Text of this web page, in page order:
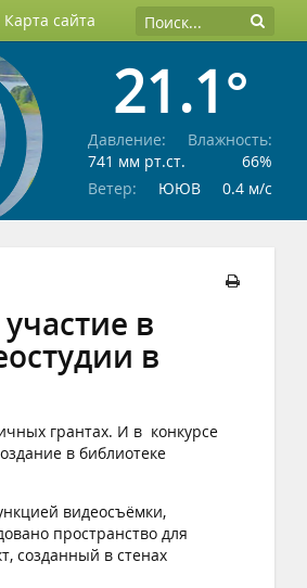
Карта сайта
21.1°
Давление:
741 мм рт.ст.
Влажность:
66%
Ветер:
ЮЮВ 0.4 м/c
в
в
грантах. И в конкурсе
в библиотеке
видеосъёмки,
пространство для
созданный в стенах